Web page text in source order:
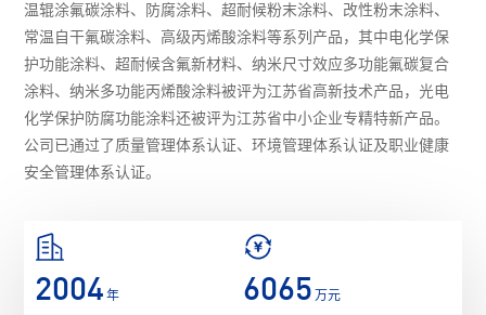
温辊涂氟碳涂料、防腐涂料、超耐候粉末涂料、改性粉末涂料、
常温自干氟碳涂料、高级丙烯酸涂料等系列产品，其中电化学保
护功能涂料、超耐候含氟新材料、纳米尺寸效应多功能氟碳复合
涂料、纳米多功能丙烯酸涂料被评为江苏省高新技术产品，光电
化学保护防腐功能涂料还被评为江苏省中小企业专精特新产品。
公司已通过了质量管理体系认证、环境管理体系认证及职业健康
安全管理体系认证。
2004 年 6065 万元